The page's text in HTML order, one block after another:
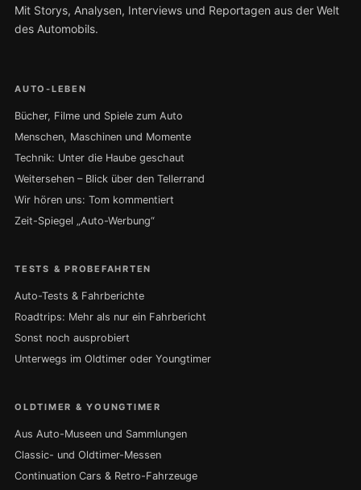
Mit Storys, Analysen, Interviews und Reportagen aus der Welt
des Automobils.
AUTO-LEBEN
Bücher, Filme und Spiele zum Auto
Menschen, Maschinen und Momente
Technik: Unter die Haube geschaut
Weitersehen – Blick über den Tellerrand
Wir hören uns: Tom kommentiert
Zeit-Spiegel „Auto-Werbung“
TESTS & PROBEFAHRTEN
Auto-Tests & Fahrberichte
Roadtrips: Mehr als nur ein Fahrbericht
Sonst noch ausprobiert
Unterwegs im Oldtimer oder Youngtimer
OLDTIMER & YOUNGTIMER
Aus Auto-Museen und Sammlungen
Classic- und Oldtimer-Messen
Continuation Cars & Retro-Fahrzeuge